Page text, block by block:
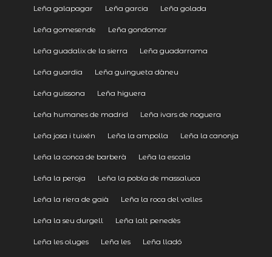
Leña galapagar Leña garcia Leña golada
Leña gomesende Leña gondomar
Leña guadalix de la sierra Leña guadarrama
Leña guardia Leña guingueta dàneu
Leña guissona Leña higuera
Leña humanes de madrid Leña ivars de noguera
Leña josa i tuixén Leña la ampolla Leña la canonja
Leña la conca de barberà Leña la escala
Leña la peroja Leña la pobla de massaluca
Leña la riera de gaià Leña la roca del valles
Leña la seu durgell Leña lalt penedès
Leña les oluges Leña les Leña lladó